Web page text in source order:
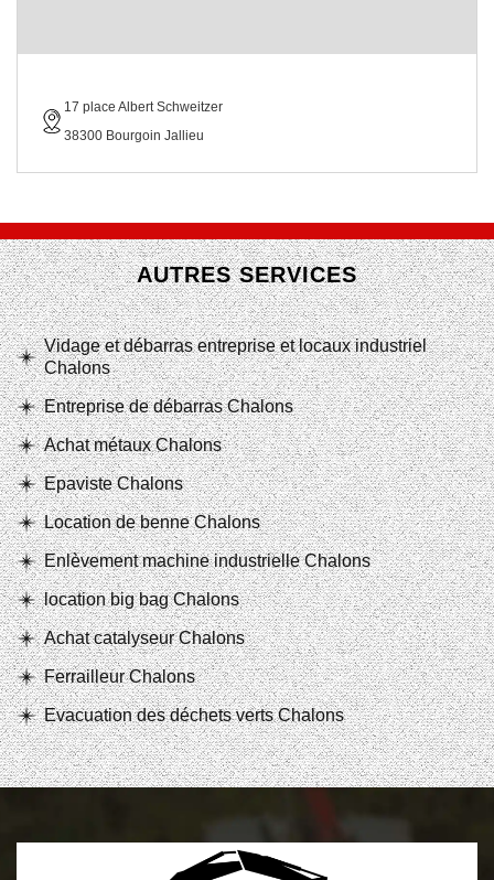
17 place Albert Schweitzer
38300 Bourgoin Jallieu
AUTRES SERVICES
Vidage et débarras entreprise et locaux industriel
Chalons
Entreprise de débarras Chalons
Achat métaux Chalons
Epaviste Chalons
Location de benne Chalons
Enlèvement machine industrielle Chalons
location big bag Chalons
Achat catalyseur Chalons
Ferrailleur Chalons
Evacuation des déchets verts Chalons